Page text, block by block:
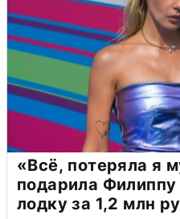
«Всё, потеряла я
подарила
лодку за 1,2 млн